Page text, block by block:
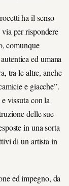
ha il senso
per rispondere
comunque
ed umana
tra le altre, anche
e giacche”.
vissuta con la
delle sue
in una sorta
di un artista in
ed impegno, da